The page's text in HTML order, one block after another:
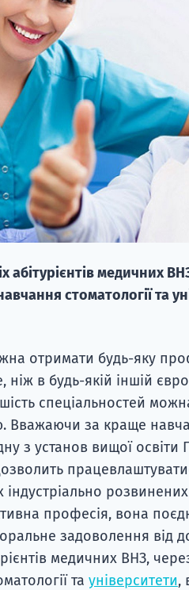
абітурієнтів медичних
стоматології та
отримати будь-яку
в будь-якій іншій
спеціальностей
Вважаючи за краще
з установ вищої освіти
індустріально
професія, вона
задоволення від
медичних ВНЗ,
та університети,